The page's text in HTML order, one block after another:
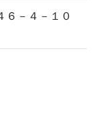
６－４－１０